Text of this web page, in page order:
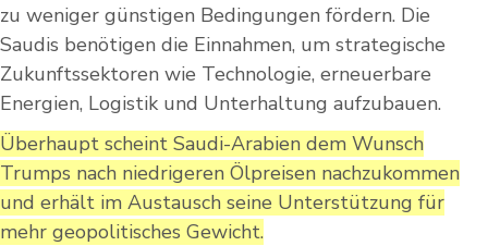
zu weniger günstigen Bedingungen fördern. Die
Saudis benötigen die Einnahmen, um strategische
Zukunftssektoren wie Technologie, erneuerbare
Energien, Logistik und Unterhaltung aufzubauen.
Überhaupt scheint Saudi-Arabien dem Wunsch
Trumps nach niedrigeren Ölpreisen nachzukommen
und erhält im Austausch seine Unterstützung für
mehr geopolitisches Gewicht.